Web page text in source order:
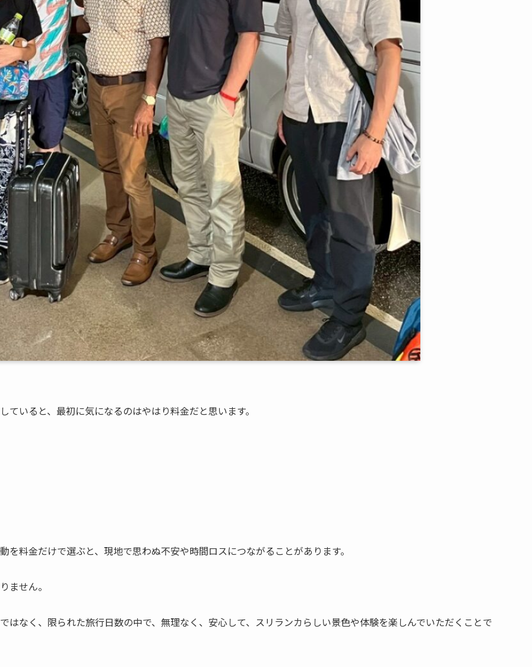
いると、最初に気になるのはやはり料金だと思います。
料金だけで選ぶと、現地で思わぬ不安や時間ロスにつながることがあります。
ません。
はなく、限られた旅行日数の中で、無理なく、安心して、スリランカらしい景色や体験を楽しんでいただくことで